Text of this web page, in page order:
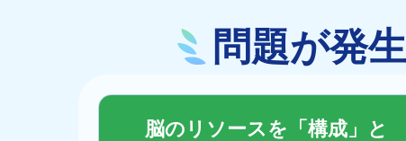
問題が発
脳のリソースを「構成」と